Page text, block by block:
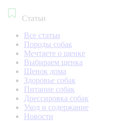
Статьи
Все статьи
Породы собак
Мечтаете о щенке
Выбираем щенка
Щенок дома
Здоровье собак
Питание собак
Дрессировка собак
Уход и содержание
Новости